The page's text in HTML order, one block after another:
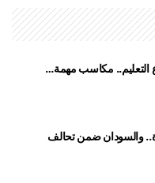
التعليم.. مكاسب مهمة…
والسودان ضمن تحالف